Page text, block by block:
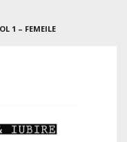
1 – FEMEILE